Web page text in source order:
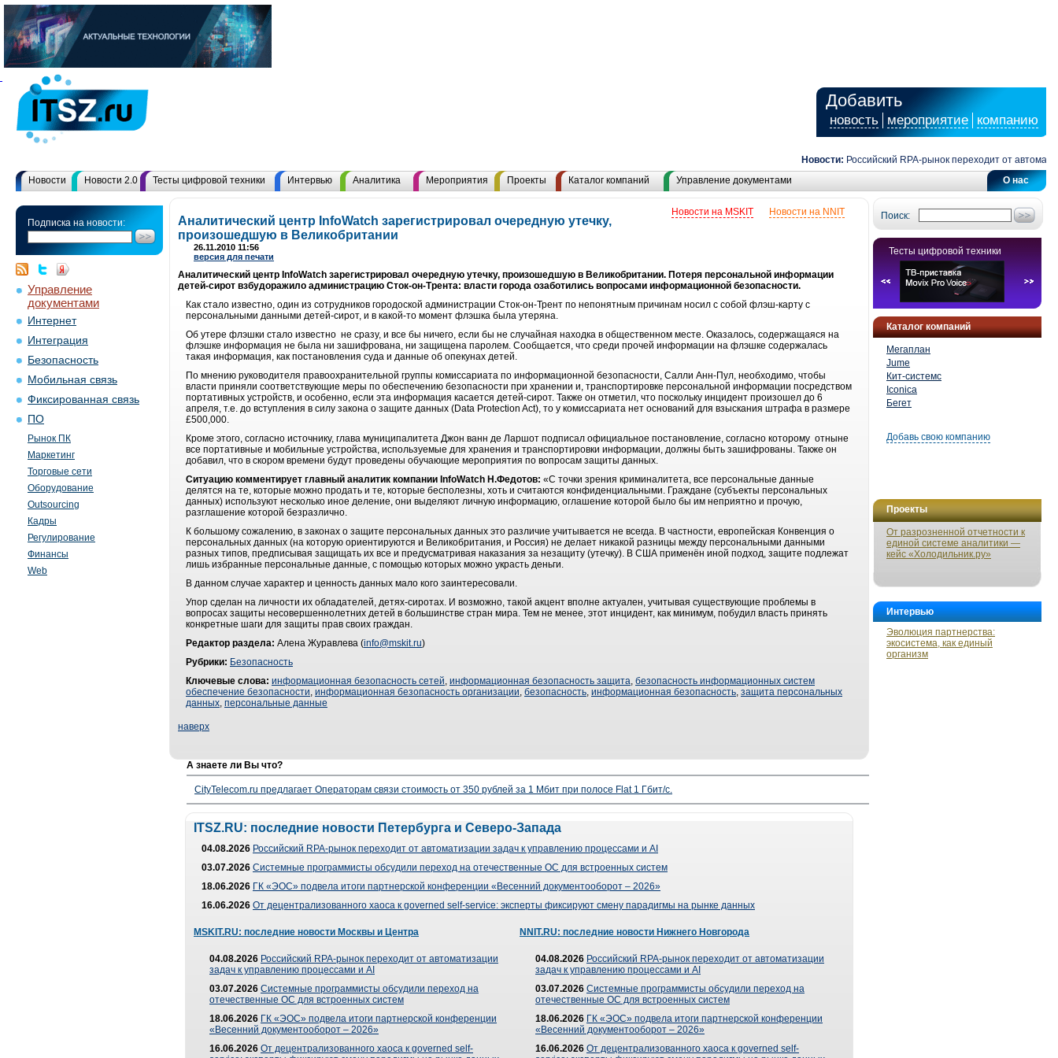
Добавить
новость мероприятие компанию
Новости: Российский RPA-рынок переходит от
О нас
Новости Новости 2.0 Тесты цифровой техники Интервью Аналитика Мероприятия Проекты Каталог компаний Управление документами
Подписка на новости:
Управление
документами
Интернет
Интеграция
Безопасность
Мобильная связь
Фиксированная связь
ПО
Рынок ПК
Маркетинг
Торговые сети
Оборудование
Outsourcing
Кадры
Регулирование
Финансы
Web
Поиск:
Тесты цифровой техники
Каталог компаний
Мегаплан
Jume
Кит-системс
Iconica
Бегет
Добавь свою компанию
Проекты
От разрозненной отчетности к
единой системе аналитики —
кейс «Холодильник.ру»
Интервью
Эволюция партнерства:
экосистема, как единый
организм
Новости на NNIT
Новости на MSKIT
Аналитический центр InfoWatch зарегистрировал очередную утечку,
произошедшую в Великобритании
26.11.2010 11:56
версия для печати
Аналитический центр InfoWatch зарегистрировал очередную утечку, произошедшую в Великобритании. Потеря персональной информации
детей-сирот взбудоражило администрацию Сток-он-Трента: власти города озаботились вопросами информационной безопасности.
Как стало известно, один из сотрудников городоской администрации Сток-он-Трент по непонятным причинам носил с собой флэш-карту с
персональными данными детей-сирот, и в какой-то момент флэшка была утеряна.
Об утере флэшки стало известно не сразу, и все бы ничего, если бы не случайная находка в общественном месте. Оказалось, содержащаяся на
флэшке информация не была ни зашифрована, ни защищена паролем. Сообщается, что среди прочей информации на флэшке содержалась
такая информация, как постановления суда и данные об опекунах детей.
По мнению руководителя правоохранительной группы комиссариата по информационной безопасности, Салли Анн-Пул, необходимо, чтобы
власти приняли соответствующие меры по обеспечению безопасности при хранении и, транспортировке персональной информации посредством
портативных устройств, и особенно, если эта информация касается детей-сирот. Также он отметил, что поскольку инцидент произошел до 6
апреля, т.е. до вступления в силу закона о защите данных (Data Protection Act), то у комиссариата нет оснований для взыскания штрафа в размере
£500,000.
Кроме этого, согласно источнику, глава муниципалитета Джон ванн де Ларшот подписал официальное постановление, согласно которому отныне
все портативные и мобильные устройства, используемые для хранения и транспортировки информации, должны быть зашифрованы. Также он
добавил, что в скором времени будут проведены обучающие мероприятия по вопросам защиты данных.
Ситуацию комментирует главный аналитик компании InfoWatch Н.Федотов: «С точки зрения криминалитета, все персональные данные
делятся на те, которые можно продать и те, которые бесполезны, хоть и считаются конфиденциальными. Граждане (субъекты персональных
данных) используют несколько иное деление, они выделяют личную информацию, оглашение которой было бы им неприятно и прочую,
разглашение которой безразлично.
К большому сожалению, в законах о защите персональных данных это различие учитывается не всегда. В частности, европейская Конвенция о
персональных данных (на которую ориентируются и Великобритания, и Россия) не делает никакой разницы между персональными данными
разных типов, предписывая защищать их все и предусматривая наказания за незащиту (утечку). В США применён иной подход, защите подлежат
лишь избранные персональные данные, с помощью которых можно украсть деньги.
В данном случае характер и ценность данных мало кого заинтересовали.
Упор сделан на личности их обладателей, детях-сиротах. И возможно, такой акцент вполне актуален, учитывая существующие проблемы в
вопросах защиты несовершеннолетних детей в большинстве стран мира. Тем не менее, этот инцидент, как минимум, побудил власть принять
конкретные шаги для защиты прав своих граждан.
Редактор раздела: Алена Журавлева (info@mskit.ru)
Рубрики: Безопасность
Ключевые слова: информационная безопасность сетей, информационная безопасность защита, безопасность информационных систем
обеспечение безопасности, информационная безопасность организации, безопасность, информационная безопасность, защита персональных
данных, персональные данные
наверх
А знаете ли Вы что?
CityTelecom.ru предлагает Операторам связи стоимость от 350 рублей за 1 Мбит при полосе Flat 1 Гбит/с.
ITSZ.RU: последние новости Петербурга и Северо-Запада
04.08.2026 Российский RPA-рынок переходит от автоматизации задач к управлению процессами и AI
03.07.2026 Системные программисты обсудили переход на отечественные ОС для встроенных систем
18.06.2026 ГК «ЭОС» подвела итоги партнерской конференции «Весенний документооборот – 2026»
16.06.2026 От децентрализованного хаоса к governed self-service: эксперты фиксируют смену парадигмы на рынке данных
MSKIT.RU: последние новости Москвы и Центра
04.08.2026 Российский RPA-рынок переходит от автоматизации
задач к управлению процессами и AI
03.07.2026 Системные программисты обсудили переход на
отечественные ОС для встроенных систем
18.06.2026 ГК «ЭОС» подвела итоги партнерской конференции
«Весенний документооборот – 2026»
16.06.2026 От децентрализованного хаоса к governed self-
NNIT.RU: последние новости Нижнего Новгорода
04.08.2026 Российский RPA-рынок переходит от автоматизации
задач к управлению процессами и AI
03.07.2026 Системные программисты обсудили переход на
отечественные ОС для встроенных систем
18.06.2026 ГК «ЭОС» подвела итоги партнерской конференции
«Весенний документооборот – 2026»
16.06.2026 От децентрализованного хаоса к governed self-